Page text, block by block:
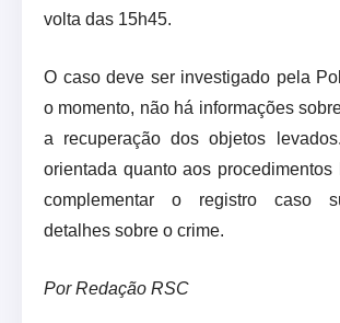
volta das 15h45.
O caso deve ser investigado pela
o momento, não há informações
a recuperação dos objetos
orientada quanto aos
complementar o registro caso
detalhes sobre o crime.
Por Redação RSC